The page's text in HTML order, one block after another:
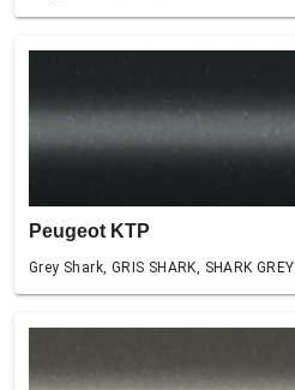
Peugeot KTP
Grey Shark, GRIS SHARK, SHARK GREY